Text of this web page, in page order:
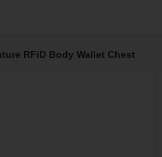
RFiD Body Wallet Chest